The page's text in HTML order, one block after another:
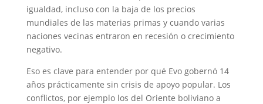
igualdad, incluso con la baja de los precios
mundiales de las materias primas y cuando varias
naciones vecinas entraron en recesión o crecimiento
negativo.
Eso es clave para entender por qué Evo gobernó 14
años prácticamente sin crisis de apoyo popular. Los
conflictos, por ejemplo los del Oriente boliviano a